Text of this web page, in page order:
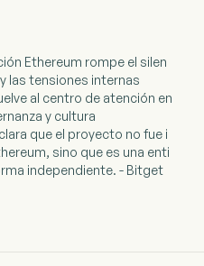
Ethereum rompe el silen
las tensiones internas
al centro de atención en
y cultura
que el proyecto no fue i
sino que es una enti
independiente. - Bitget